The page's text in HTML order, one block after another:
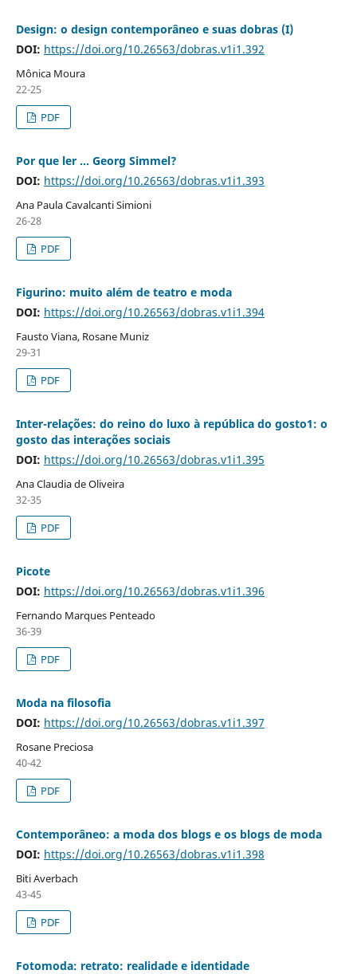
Design: o design contemporâneo e suas dobras (I)
DOI: https://doi.org/10.26563/dobras.v1i1.392
Mônica Moura
22-25
PDF
Por que ler ... Georg Simmel?
DOI: https://doi.org/10.26563/dobras.v1i1.393
Ana Paula Cavalcanti Simioni
26-28
PDF
Figurino: muito além de teatro e moda
DOI: https://doi.org/10.26563/dobras.v1i1.394
Fausto Viana, Rosane Muniz
29-31
PDF
Inter-relações: do reino do luxo à república do gosto1: o
gosto das interações sociais
DOI: https://doi.org/10.26563/dobras.v1i1.395
Ana Claudia de Oliveira
32-35
PDF
Picote
DOI: https://doi.org/10.26563/dobras.v1i1.396
Fernando Marques Penteado
36-39
PDF
Moda na filosofia
DOI: https://doi.org/10.26563/dobras.v1i1.397
Rosane Preciosa
40-42
PDF
Contemporâneo: a moda dos blogs e os blogs de moda
DOI: https://doi.org/10.26563/dobras.v1i1.398
Biti Averbach
43-45
PDF
Fotomoda: retrato: realidade e identidade